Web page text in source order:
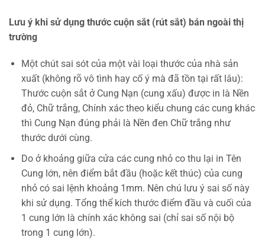
Lưu ý khi sử dụng thước cuộn sắt (rút sắt) bán ngoài thị
trường
Một chút sai sót của một vài loại thước của nhà sản
xuất (không rõ vô tình hay cố ý mà đã tồn tại rất lâu):
Thước cuộn sắt ở Cung Nạn (cung xấu) được in là Nền
đỏ, Chữ trắng, Chính xác theo kiểu chung các cung khác
thì Cung Nạn đúng phải là Nền đen Chữ trắng như
thước dưới cùng.
Do ở khoảng giữa cửa các cung nhỏ co thu lại in Tên
Cung lớn, nên điểm bắt đầu (hoặc kết thúc) của cung
nhỏ có sai lệnh khoảng 1mm. Nên chú lưu ý sai số này
khi sử dụng. Tổng thể kích thước điểm đầu và cuối của
1 cung lớn là chính xác không sai (chỉ sai số nội bộ
trong 1 cung lớn).